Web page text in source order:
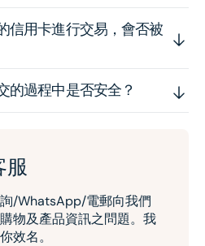
信用卡進行交易，會否被
的過程中是否安全？
服
/WhatsApp/電郵向我們
物及產品資訊之問題。我
效名。